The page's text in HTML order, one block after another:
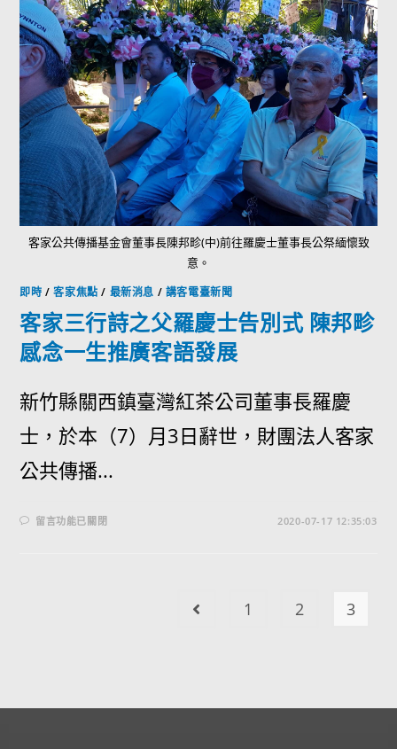
客家公共傳播基金會董事長陳邦畛(中)前往羅慶士董事長公祭緬懷致
意。
即時 /客家焦點 / 最新消息 / 講客電臺新聞
客家三行詩之父羅慶士告別式 陳邦畛
感念一生推廣客語發展
新竹縣關西鎮臺灣紅茶公司董事長羅慶
士，於本（7）月3日辭世，財團法人客家
公共傳播...
留言功能已關閉 2020-07-17 12:35:03
1 2 3